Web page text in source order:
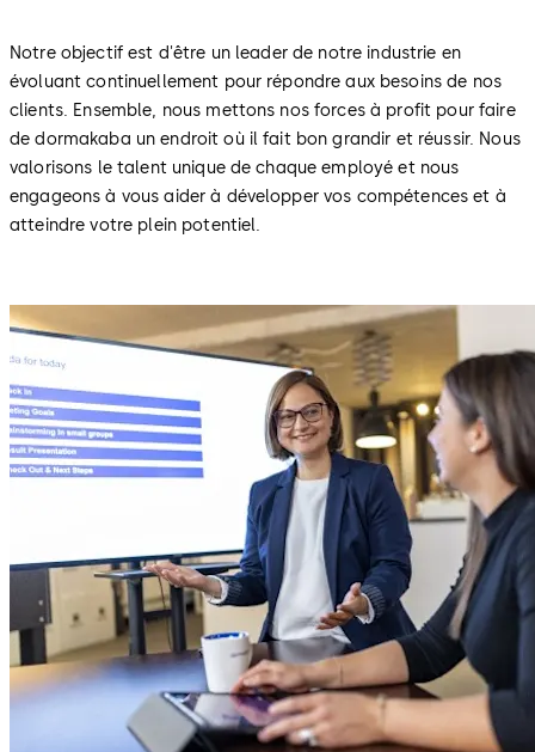
Notre objectif est d'être un leader de notre industrie en
évoluant continuellement pour répondre aux besoins de nos
clients. Ensemble, nous mettons nos forces à profit pour faire
de dormakaba un endroit où il fait bon grandir et réussir. Nous
valorisons le talent unique de chaque employé et nous
engageons à vous aider à développer vos compétences et à
atteindre votre plein potentiel.